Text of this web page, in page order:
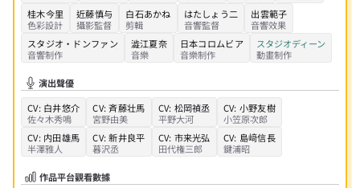
桂木今里
色彩設計
近藤慎与
攝影監督
白石あかね
剪輯
はたしょう二
音響監督
出雲範子
音響效果
スタジオ・ドンファン
音響制作
澁江夏奈
音樂
日本コロムビア
音樂制作
スタジオディーン
動畫制作
演出聲優
CV: 白井悠介
佐々木秀鳴
CV: 斉藤壮馬
宮野由美
CV: 松岡禎丞
平野大河
CV: 小野友樹
小笠原次郎
CV: 内田雄馬
半澤雅人
CV: 新井良平
暮沢丞
CV: 市来光弘
田代権三郎
CV: 島﨑信長
鍵浦昭
作品平台觀看數據